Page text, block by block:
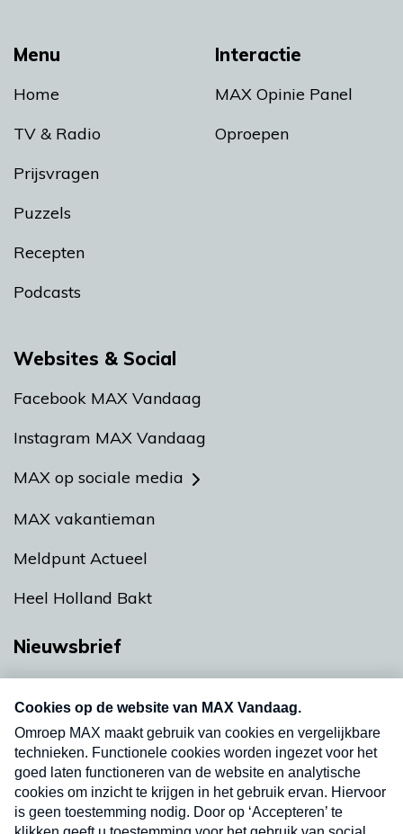
Menu
Home
TV & Radio
Prijsvragen
Puzzels
Recepten
Podcasts
Interactie
MAX Opinie Panel
Oproepen
Websites & Social
Facebook MAX Vandaag
Instagram MAX Vandaag
MAX op sociale media
MAX vakantieman
Meldpunt Actueel
Heel Holland Bakt
Nieuwsbrief
nieuwsbrief. Elke vrijdag- en dinsdagochtend in
uw mailbox.
Verzend